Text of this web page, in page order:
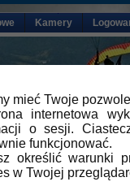
mieć Twoje
internetowa
o sesji.
funkcjonować.
określić warunki
w Twojej
Kamery